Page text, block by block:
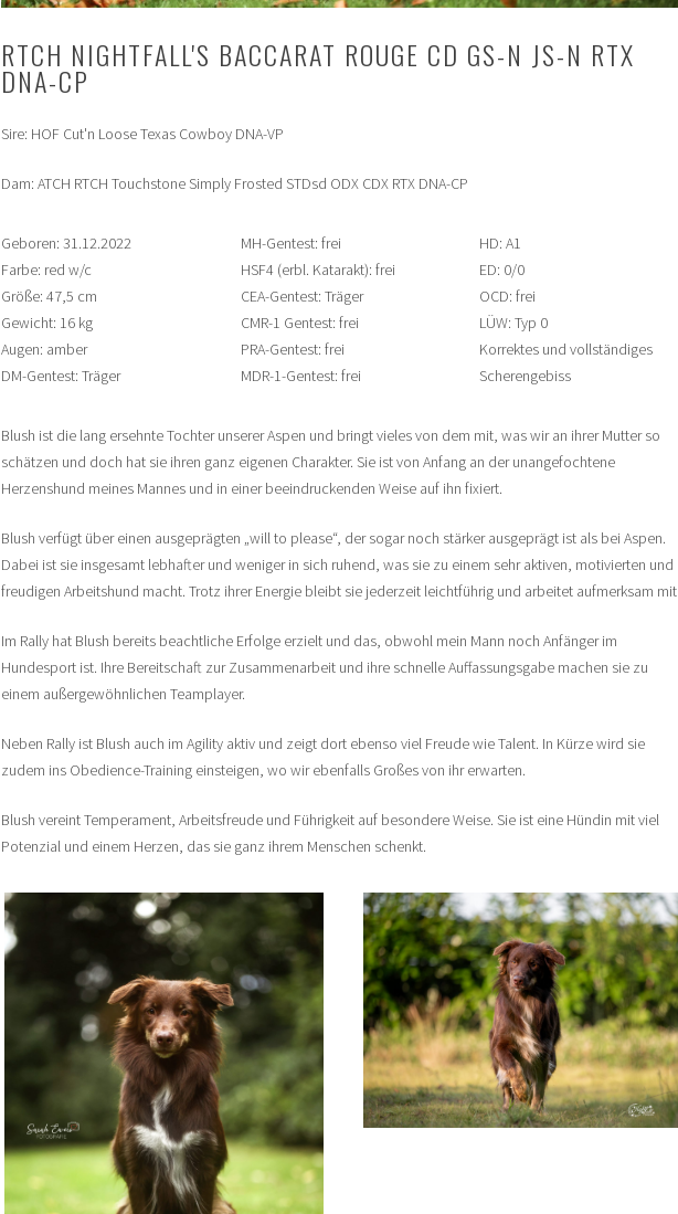
RTCH NIGHTFALL'S BACCARAT ROUGE CD GS-N JS-N RTX
DNA-CP
Sire: HOF Cut'n Loose Texas Cowboy DNA-VP
Dam: ATCH RTCH Touchstone Simply Frosted STDsd ODX CDX RTX DNA-CP
Geboren: 31.12.2022
Farbe: red w/c
Größe: 47,5 cm
Gewicht: 16 kg
Augen: amber
DM-Gentest: Träger
MH-Gentest: frei
HSF4 (erbl. Katarakt): frei
CEA-Gentest: Träger
CMR-1 Gentest: frei
PRA-Gentest: frei
MDR-1-Gentest: frei
HD: A1
ED: 0/0
OCD: frei
LÜW: Typ 0
Korrektes und vollständiges
Scherengebiss
Blush ist die lang ersehnte Tochter unserer Aspen und bringt vieles von dem mit, was wir an ihrer Mutter so
schätzen und doch hat sie ihren ganz eigenen Charakter. Sie ist von Anfang an der unangefochtene
Herzenshund meines Mannes und in einer beeindruckenden Weise auf ihn fixiert.
Blush verfügt über einen ausgeprägten „will to please“, der sogar noch stärker ausgeprägt ist als bei Aspen.
Dabei ist sie insgesamt lebhafter und weniger in sich ruhend, was sie zu einem sehr aktiven, motivierten und
freudigen Arbeitshund macht. Trotz ihrer Energie bleibt sie jederzeit leichtführig und arbeitet aufmerksam
Im Rally hat Blush bereits beachtliche Erfolge erzielt und das, obwohl mein Mann noch Anfänger im
Hundesport ist. Ihre Bereitschaft zur Zusammenarbeit und ihre schnelle Auffassungsgabe machen sie zu
einem außergewöhnlichen Teamplayer.
Neben Rally ist Blush auch im Agility aktiv und zeigt dort ebenso viel Freude wie Talent. In Kürze wird sie
zudem ins Obedience-Training einsteigen, wo wir ebenfalls Großes von ihr erwarten.
Blush vereint Temperament, Arbeitsfreude und Führigkeit auf besondere Weise. Sie ist eine Hündin mit viel
Potenzial und einem Herzen, das sie ganz ihrem Menschen schenkt.